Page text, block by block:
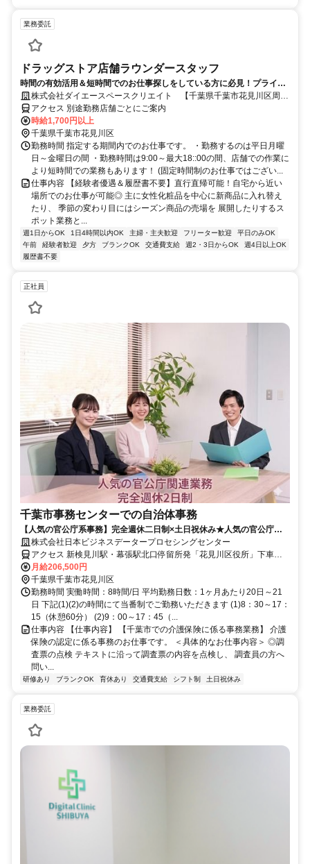
業務委託
ドラッグストア店舗ラウンダースタッフ
時間の有効活用＆短時間でのお仕事探しをしている方に必見！プライベ
ート重視のお仕事！
株式会社ダイエースペースクリエイト 【千葉県千葉市花見川区周
辺】ドラッグストア店舗ラウンダー(化粧品など)
アクセス 別途勤務店舗ごとにご案内
時給1,700円以上
千葉県千葉市花見川区
勤務時間 指定する期間内でのお仕事です。 ・勤務するのは平日月曜
日～金曜日の間 ・勤務時間は9:00～最大18::00の間、店舗での作業に
より短時間での業務もあります！ (固定時間制のお仕事ではござい...
仕事内容 【経験者優遇＆履歴書不要】直行直帰可能！自宅から近い
場所でのお仕事が可能◎ 主に女性化粧品を中心に新商品に入れ替え
たり、 季節の変わり目にはシーズン商品の売場を 展開したりするス
ポット業務と...
週1日からOK 1日4時間以内OK 主婦・主夫歓迎 フリーター歓迎
平日のみOK
午前
経験者歓迎 夕方 ブランクOK 交通費支給 週2・3日からOK
週4日以上OK
履歴書不要
正社員
千葉市事務センターでの自治体事務
【人気の官公庁系事務】完全週休二日制×土日祝休み★人気の官公庁関
連のお仕事
株式会社日本ビジネスデータープロセシングセンター
アクセス 新検見川駅・幕張駅北口停留所発「花見川区役所」下車徒
歩6分／京成検見川駅 徒歩18分※自転車通勤OK
月給206,500円
千葉県千葉市花見川区
勤務時間 実働時間：8時間/日 平均勤務日数：1ヶ月あたり20日～21
日 下記(1)(2)の時間にて当番制でご勤務いただきます (1)8：30～17：
15（休憩60分） (2)9：00～17：45（...
仕事内容 【仕事内容】 【千葉市での介護保険に係る事務業務】 介護
保険の認定に係る事務のお仕事です。 ＜具体的なお仕事内容＞ ◎調
査票の点検 テキストに沿って調査票の内容を点検し、 調査員の方へ
問い...
研修あり ブランクOK 育休あり 交通費支給 シフト制 土日祝休み
業務委託